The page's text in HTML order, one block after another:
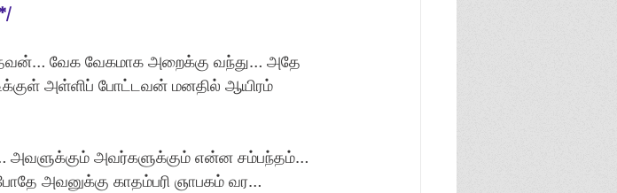
வேக வேகமாக அறைக்கு வந்து… அதே
அள்ளிப் போட்டவன் மனதில் ஆயிரம்
அவர்களுக்கும் என்ன சம்பந்தம்…
அவனுக்கு காதம்பரி ஞாபகம் வர…